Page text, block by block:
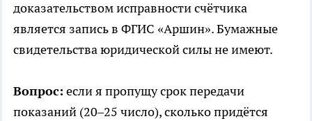
доказательством исправности счётчика
является запись в ФГИС «Аршин». Бумажные
свидетельства юридической силы не имеют.
Вопрос: если я пропущу срок передачи
показаний (20–25 число), сколько придётся